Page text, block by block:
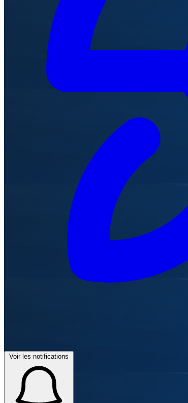
Voir les notifications